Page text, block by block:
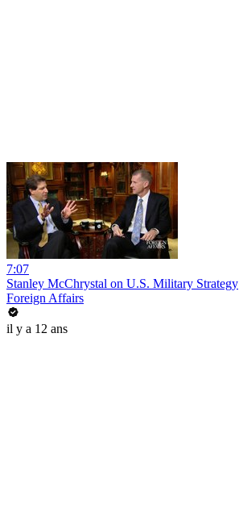
7:07
Stanley McChrystal on U.S. Military Strategy
Foreign Affairs
il y a 12 ans